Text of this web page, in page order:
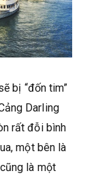
bị “đốn tim”
Darling
rất đỗi bình
một bên là
là một